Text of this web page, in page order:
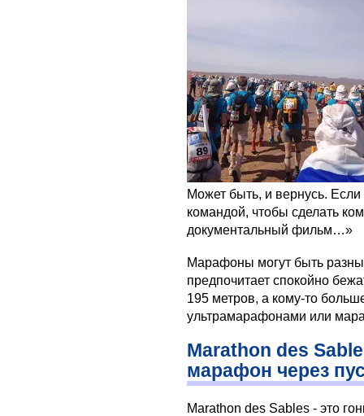
Может быть, и вернусь.
командой, чтобы сделать
документальный фильм…»
Марафоны могут быть
предпочитает спокойно
195 метров, а кому-то
ультрамарафонами или
Marathon des
марафон через
Marathon des Sables - это